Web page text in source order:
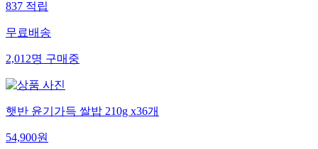
837적립
무료배송
2,012명구매중
햇반 윤기가득 쌀밥 210g x36개
54,900원